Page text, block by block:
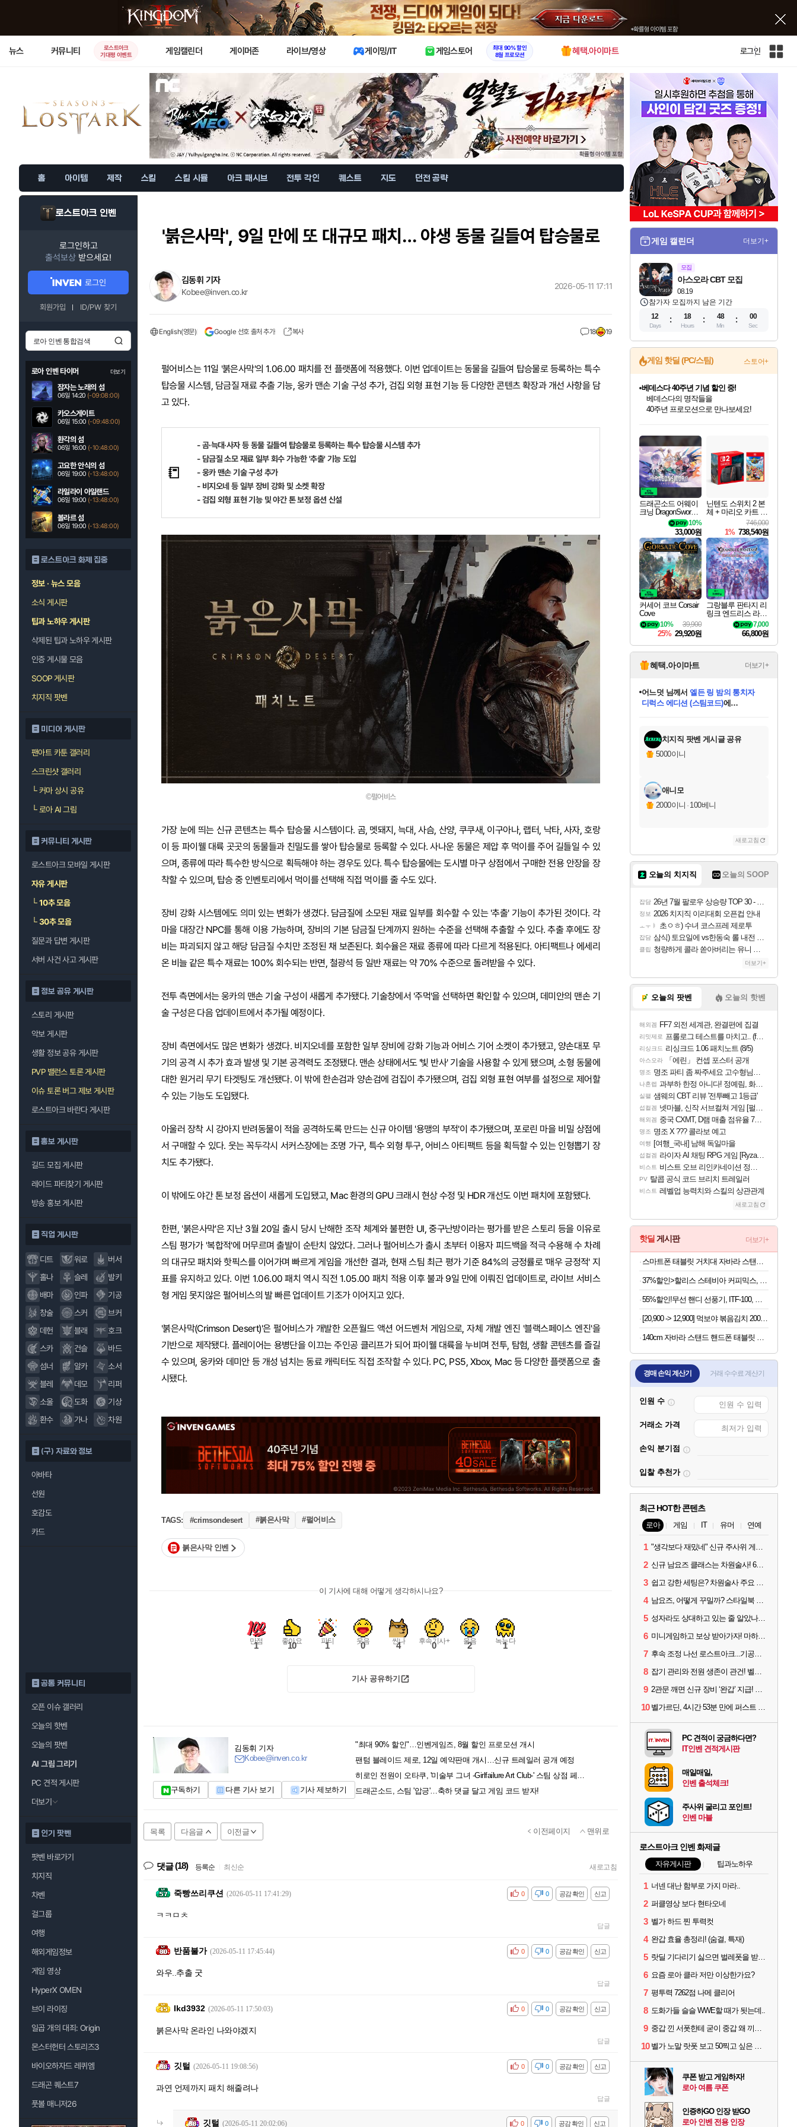
X
뉴스 커뮤니티
로스트아크
기대평 이벤트
게임캘린더 게이머존 라이브/영상 게이밍/IT 게임스토어
최대 90% 할인
8월 프로모션
혜택.아이마트 로그인
인
트
홈 아이템 제작 스킬 스킬 시뮬 아크 패시브 전투 각인 퀘스트 지도 던전 공략
로스트아크 인벤
로그인하고
출석보상 받으세요!
로그인
회원가입 ID/PW 찾기
로아 인벤 타이머 더보기
잠자는 노래의 섬
06일 14:20 (-09:07:58)
카오스게이트
06일 15:00 (-09:47:58)
환각의 섬
06일 16:00 (-10:47:58)
고요한 안식의 섬
06일 19:00 (-13:47:58)
라일라이 아일랜드
06일 19:00 (-13:47:58)
볼라르 섬
06일 19:00 (-13:47:58)
로스트아크 화제 집중
정보 · 뉴스 모음
소식 게시판
팁과 노하우 게시판
삭제된 팁과 노하우 게시판
인증 게시물 모음
SOOP 게시판
치지직 팟벤
미디어 게시판
팬아트 카툰 갤러리
스크린샷 갤러리
└커마 상시 공유
└로아 AI 그림
커뮤니티 게시판
로스트아크 모바일 게시판
자유 게시판
└10추 모음
└30추 모음
질문과 답변 게시판
서버 사건 사고 게시판
정보 공유 게시판
스토리 게시판
악보 게시판
생활 정보 공유 게시판
PVP 밸런스 토론 게시판
이슈 토론 버그 제보 게시판
로스트아크 바란다 게시판
홍보 게시판
길드 모집 게시판
레이드 파티찾기 게시판
방송 홍보 게시판
직업 게시판
디트 워로
버서
홀나
슬레
발키
배마
인파
기공
창술
스커
브커
데헌
블래
호크
스카
건슬
바드
섬너
알카
소서
블레
데모
리퍼
소울
도화
기상
환수
가나 차원
(구) 자료와 정보
아바타
선원
호감도
카드
공통 커뮤니티
오픈 이슈 갤러리
오늘의 핫벤
오늘의 팟벤
AI 그림 그리기
PC 견적 게시판
더보기
인기 팟벤
팟벤 바로가기
치지직
차벤
걸그룹
여행
해외게임정보
게임 영상
HyperX OMEN
브이 라이징
일곱 개의 대죄: Origin
몬스터헌터 스토리즈3
바이오하자드 레퀴엠
드래곤 퀘스트7
풋볼 매니저26
'붉은사막', 9일 만에 또 대규모 패치… 야생 동물 길들여 탑승물로
김동휘 기자
Kobee@inven.co.kr
English(영문) Google 선호 출처 추가 복사 18 19
2026-05-11 17:11
펄어비스는 11일 '붉은사막'의 1.06.00 패치를 전 플랫폼에 적용했다. 이번 업데이트는 동물을 길들여 탑승물로 등록하는 특수
탑승물 시스템, 담금질 재료 추출 기능, 웅카 맨손 기술 구성 추가, 검집 외형 표현 기능 등 다양한 콘텐츠 확장과 개선 사항을 담
고 있다.
📒
- 곰·늑대·사자 등 동물 길들여 탑승물로 등록하는 특수 탑승물 시스템 추가
- 담금질 소모 재료 일부 회수 가능한 '추출' 기능 도입
- 웅카 맨손 기술 구성 추가
- 비지오네 등 일부 장비 강화 및 소켓 확장
- 검집 외형 표현 기능 및 야간 톤 보정 옵션 신설
©펄어비스
가장 눈에 띄는 신규 콘텐츠는 특수 탑승물 시스템이다. 곰, 멧돼지, 늑대, 사슴, 산양, 쿠쿠새, 이구아나, 랩터, 낙타, 사자, 호랑
이 등 파이웰 대륙 곳곳의 동물들과 친밀도를 쌓아 탑승물로 등록할 수 있다. 사나운 동물은 제압 후 먹이를 주어 길들일 수 있
으며, 종류에 따라 특수한 방식으로 획득해야 하는 경우도 있다. 특수 탑승물에는 도시별 마구 상점에서 구매한 전용 안장을 장
착할 수 있으며, 탑승 중 인벤토리에서 먹이를 선택해 직접 먹이를 줄 수도 있다.
장비 강화 시스템에도 의미 있는 변화가 생겼다. 담금질에 소모된 재료 일부를 회수할 수 있는 '추출' 기능이 추가된 것이다. 각
마을 대장간 NPC를 통해 이용 가능하며, 장비의 기본 담금질 단계까지 원하는 수준을 선택해 추출할 수 있다. 추출 후에도 장
비는 파괴되지 않고 해당 담금질 수치만 조정된 채 보존된다. 회수율은 재료 종류에 따라 다르게 적용된다. 아티팩트나 에세리
온 비늘 같은 특수 재료는 100% 회수되는 반면, 철광석 등 일반 재료는 약 70% 수준으로 돌려받을 수 있다.
전투 측면에서는 웅카의 맨손 기술 구성이 새롭게 추가됐다. 기술창에서 '주먹'을 선택하면 확인할 수 있으며, 데미안의 맨손 기
술 구성은 다음 업데이트에서 추가될 예정이다.
장비 측면에서도 많은 변화가 생겼다. 비지오네를 포함한 일부 장비에 강화 기능과 어비스 기어 소켓이 추가됐고, 양손대포 무
기의 공격 시 추가 효과 발생 및 기본 공격력도 조정됐다. 맨손 상태에서도 '빛 반사' 기술을 사용할 수 있게 됐으며, 소형 동물에
대한 원거리 무기 타겟팅도 개선됐다. 이 밖에 한손검과 양손검에 검집이 추가됐으며, 검집 외형 표현 여부를 설정으로 제어할
수 있는 기능도 도입됐다.
아울러 장착 시 강아지 반려동물이 적을 공격하도록 만드는 신규 아이템 '용맹의 부적'이 추가됐으며, 포로린 마을 비밀 상점에
서 구매할 수 있다. 웃는 꼭두각시 서커스장에는 조명 가구, 특수 외형 투구, 어비스 아티팩트 등을 획득할 수 있는 인형뽑기 장
치도 추가됐다.
이 밖에도 야간 톤 보정 옵션이 새롭게 도입됐고, Mac 환경의 GPU 크래시 현상 수정 및 HDR 개선도 이번 패치에 포함됐다.
한편, '붉은사막'은 지난 3월 20일 출시 당시 난해한 조작 체계와 불편한 UI, 중구난방이라는 평가를 받은 스토리 등을 이유로
스팀 평가가 '복합적'에 머무르며 출발이 순탄치 않았다. 그러나 펄어비스가 출시 초부터 이용자 피드백을 적극 수용해 수 차례
의 대규모 패치와 핫픽스를 이어가며 빠르게 게임을 개선한 결과, 현재 스팀 최근 평가 기준 84%의 긍정률로 '매우 긍정적' 지
표를 유지하고 있다. 이번 1.06.00 패치 역시 직전 1.05.00 패치 적용 이후 불과 9일 만에 이뤄진 업데이트로, 라이브 서비스
형 게임 못지않은 펄어비스의 발 빠른 업데이트 기조가 이어지고 있다.
'붉은사막(Crimson Desert)'은 펄어비스가 개발한 오픈월드 액션 어드벤처 게임으로, 자체 개발 엔진 '블랙스페이스 엔진'을
기반으로 제작됐다. 플레이어는 용병단을 이끄는 주인공 클리프가 되어 파이웰 대륙을 누비며 전투, 탐험, 생활 콘텐츠를 즐길
수 있으며, 웅카와 데미안 등 개성 넘치는 동료 캐릭터도 직접 조작할 수 있다. PC, PS5, Xbox, Mac 등 다양한 플랫폼으로 출
시됐다.
TAGS: #crimsondesert #붉은사막 #펄어비스
붉은사막 인벤
이 기사에 대해 어떻게 생각하시나요?
만점
1 좋아요
10 파티
1 웃음
0 씬나
4 후속기사+
0 울음
2 녹는다
1
기사 공유하기
김동휘 기자
Kobee@inven.co.kr
구독하기 다른 기사 보기 기사 제보하기
"최대 90% 할인"…인벤게임즈, 8월 할인 프로모션 개시
팬텀 블레이드 제로, 12일 예약판매 개시…신규 트레일러 공개 예정
드래곤소드, 스팀 '압긍'…축하 댓글 달고 게임 코드 받자!
목록 다음글 이전글 이전페이지 맨위로
댓글(18) 등록순 최신순 새로고침
죽빵쓰리쿠션 (2026-05-11 17:41:29) 신고
공감 확인
비공감 0
0
ㅋㅋㅁㅊ
답글
반품불가 (2026-05-11 17:45:44) 신고
공감 확인
비공감 0
0
와우..추출 굿
답글
Ikd3932 (2026-05-11 17:50:03) 신고
공감 확인
비공감 0
0
붉은사막 온라인 나와야겠지
답글
깃털 (2026-05-11 19:08:56) 신고
공감 확인
비공감 0
0
과연 언제까지 패치 해줄려나
답글
깃털 (2026-05-11 20:02:06) 신고
공감 확인
비공감 0
0
게임 캘린더 더보기+
모집
08.19
아스오라 CBT 모집
참가자 모집까지 남은 기간
12
Days
18
Hours
47
Min
58
Sec
게임 핫딜 (PC/스팀) 스토어+
최대 90% 할인가를 만나보세요!
네이버혜택과 함께 만나보세요!
50%할인&추가 적립까지!
이니&베니 혜택까지!
네이버 혜택가와 함께 예약하세요!
할인&네이버혜택으로 만나보세요!
네이버페이 혜택과 만나보세요!
40주년 프로모션으로 만나보세요!
마블 투혼 파이팅 소울즈 예약 판매 중!
마블 히어로 총 출동&화려한 격투!
네이버 포인트 혜택까지!
할인가에 만나보세요!
일부 에디션 상시 할인!
혜택으로 예약 판매 중
편안하게 충전하세요
드래곤소드 어웨이
크닝 DragonSword A
10%
33,000원
닌텐도 스위치 2 본
체 + 마리오 카트 월
746,000
1% 738,540원
커세어 코브 Corsair
Cove
39,900
10%
25% 29,920원
그랑블루 판타지 리
링크 엔드리스 라그
나로크 Granblue Fa
ntasy Relink Endless
7,000
66,800원
혜택.아이마트 더보기+
당첨되셨습니다.
당첨되셨습니다.
어느덧 님께서엘든 링 밤의 통치자
디럭스 에디션 (스팀코드)에
당첨되셨습니다.
에디션 (스팀코드)를 교환.
당첨되셨습니다.
당첨되셨습니다.
당첨되셨습니다.
당첨되셨습니다.
치지직 팟벤 게시글 공유
5000이니
애니모
2000이니 · 100베니
새로고침
오늘의 치지직 오늘의 SOOP
잡담 26년 7월 팔로우 상승량 TOP 30 - 월간 치지직
정보 2026 치지직 이리대회 오픈컵 안내
ㅗㅜㅑ 초ㅇㅎ) 수녀 코스프레 제로투
잡담 삼식) 토요일에 vs한동숙 롤 내전 예정
클립 청량하게 콜라 쏟아버리는 유니 ㅋㅋㅋ
더보기+
오늘의 팟벤 오늘의 핫벤
해외겜 FF7 외전 세계관, 완결편에 집결
리밋제로 프롤로그 테스트를 마치고.. (feat. 리아)
리싱크드 리싱크드 1.06 패치노트 (8/5)
아스오라 「에린」 컨셉 포스터 공개
명조 명조 파티 좀 짜주세요 고수형님들…
나혼렙 과부하 한정 아니다! 정예림, 화속성 서포터 세대 교체
실팰 샘웨의 CBT 리뷰 '전투빼고 1등급'
섭컬겜 넷마블, 신작 서브컬쳐 게임 [펄 인 블루] 티저 사이트 오픈
해외겜 중국 CXMT, D램 매출 점유율 7%…글로벌 4위로 부상
명조 명조 X ??? 콜라보 예고
여행 [여행_국내] 남해 독일마을
섭컬겜 라이자 AI 채팅 RPG 게임 [RyzaChat: AI] 공개
비스트 비스트 오브 리인카네이션 정보/공략글 모음
PV 탈콥 공식 코드 브리치 트레일러
비스트 레벨업 능력치와 스킬의 상관관계
새로고침
핫딜 게시판 더보기+
[20,900 -> 12,900] 먹보야 볶음김치 200g 8봉지
140cm 자바라 스탠드 핸드폰 태블릿 스마트폰 거치대, 블랙, 1개
경매 손익 계산기 거래 수수료 계산기
인원 수
거래소 가격
손익 분기점
입찰 추천가
최근 HOT한 콘텐츠
로아 게임 IT 유머 연예
1 "생각보다 재밌네" 신규 주사위 게임 티카투카 호평
2 신규 남요즈 클래스는 차원술사! 6월 20일 로아온 썸머 정리
3 쉽고 강한 세팅은? 차원술사 주요 빌드와 스킬 코드
4 남요즈, 어떻게 꾸밀까? 스타일북 인기 차원술사 커스터마이즈
5 성자라도 상대하고 있는 줄 알았나? 벨가르딘 이모저모
6 미니게임하고 보상 받아가자! 마하라카 썸머 캠프 할 일은?
7 후속 조정 나선 로스트아크...기공사, 차원술사 하향
8 잡기 관리와 전원 생존이 관건! 벨가르딘 유물 칭호 획득방법 정리
9 2관문 깨면 신규 장비 ‘완갑’ 지급! 그림자 레이드 벨가르딘 공개
10 벨가르딘, 4시간 53분 만에 퍼스트 클리어 나왔다
PC 견적이 궁금하다면?
IT인벤 견적게시판
매일매일,
인벤 출석체크!
주사위 굴리고 포인트!
인벤 마블
로스트아크 인벤 화제글
자유게시판 팁과노하우
1 너넨 대난 함부로 가지 마라..
2 퍼클영상 보다 현타오네
3 벨가 하드 찐 투력컷
4 완갑 효율 총정리! (숨결, 특재)
5 랏딜 기다리기 싫으면 벌레폿을 받지마라
6 요즘 로아 클라 저만 이상한가요?
7 평투력 7262점 나메 클리어
8 도화가들 슬슬 WWE할 때가 됫는데..
9 중갑 낀 서폿한테 굳이 중갑 왜 끼냐고 물어보는 6딜남은 그냥 무시하면 됨
10 벨가 노말 랏폿 보고 50찍고 싶은 폿들
쿠폰 받고 게임하자!
로아 여름 쿠폰
인증하GO 인장 받GO
로아 인벤 전용 인장